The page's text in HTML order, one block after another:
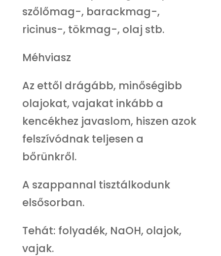
szőlőmag-, barackmag-,
ricinus-, tökmag-, olaj stb.
Méhviasz
Az ettől drágább, minőségibb
olajokat, vajakat inkább a
kencékhez javaslom, hiszen azok
felszívódnak teljesen a
bőrünkről.
A szappannal tisztálkodunk
elsősorban.
Tehát: folyadék, NaOH, olajok,
vajak.